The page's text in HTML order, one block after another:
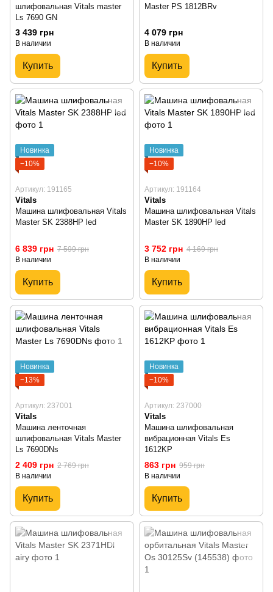
шлифовальная Vitals master
Ls 7690 GN
3 439 грн
В наличии
Купить
Master PS 1812BRv
4 079 грн
В наличии
Купить
Новинка
−10%
Артикул: 191165
Vitals
Машина шлифовальная Vitals
Master SK 2388HP led
6 839 грн 7 599 грн
В наличии
Купить
Новинка
−10%
Артикул: 191164
Vitals
Машина шлифовальная Vitals
Master SK 1890HP led
3 752 грн 4 169 грн
В наличии
Купить
Новинка
−13%
Артикул: 237001
Vitals
Машина ленточная
шлифовальная Vitals Master
Ls 7690DNs
2 409 грн 2 769 грн
В наличии
Купить
Новинка
−10%
Артикул: 237000
Vitals
Машина шлифовальная
вибрационная Vitals Es
1612KP
863 грн 959 грн
В наличии
Купить